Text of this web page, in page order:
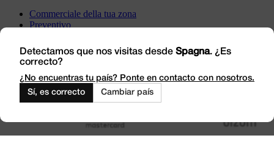
Commerciale della tua zona
Preventivo
Vieni a trovarci
Lavora con noi
Outlet
Detectamos que nos visitas desde Spagna. ¿Es
correcto?
¿No encuentras tu país? Ponte en contacto con nosotros.
Sí, es correcto
Cambiar país